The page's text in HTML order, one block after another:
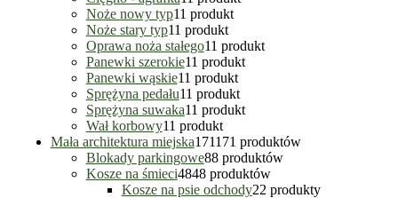
Noże nowy typ11 produkt
Noże stary typ11 produkt
Oprawa noża stałego11 produkt
Panewki szerokie11 produkt
Panewki wąskie11 produkt
Sprężyna pedału11 produkt
Sprężyna suwaka11 produkt
Wał korbowy11 produkt
Mała architektura miejska171171 produktów
Blokady parkingowe88 produktów
Kosze na śmieci4848 produktów
Kosze na psie odchody22 produkty